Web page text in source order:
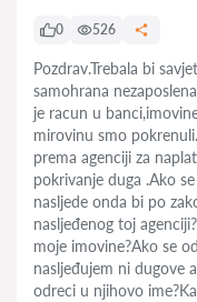
0 526
Pozdrav.Trebala bi
samohrana
je racun u
mirovinu smo
prema agenciji za
pokrivanje duga .Ako
nasljede onda bi po
nasljeđenog toj
moje imovine?Ako se
nasljeđujem ni dugove
odreci u njihovo